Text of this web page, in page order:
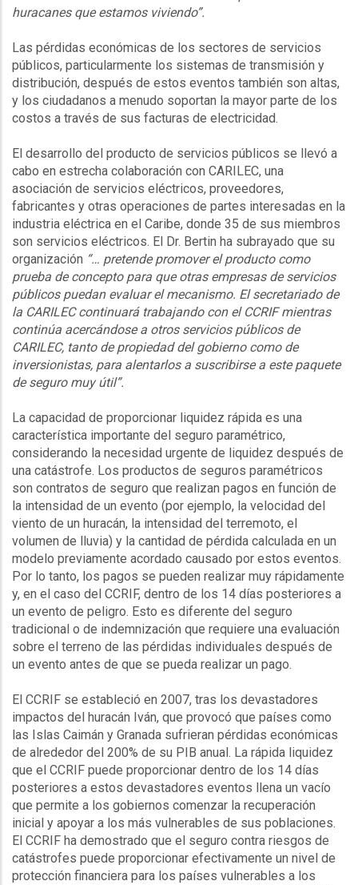
huracanes que estamos viviendo”.
Las pérdidas económicas de los sectores de servicios
públicos, particularmente los sistemas de transmisión y
distribución, después de estos eventos también son altas,
y los ciudadanos a menudo soportan la mayor parte de los
costos a través de sus facturas de electricidad.
El desarrollo del producto de servicios públicos se llevó a
cabo en estrecha colaboración con CARILEC, una
asociación de servicios eléctricos, proveedores,
fabricantes y otras operaciones de partes interesadas en la
industria eléctrica en el Caribe, donde 35 de sus miembros
son servicios eléctricos. El Dr. Bertin ha subrayado que su
organización “… pretende promover el producto como
prueba de concepto para que otras empresas de servicios
públicos puedan evaluar el mecanismo. El secretariado de
la CARILEC continuará trabajando con el CCRIF mientras
continúa acercándose a otros servicios públicos de
CARILEC, tanto de propiedad del gobierno como de
inversionistas, para alentarlos a suscribirse a este paquete
de seguro muy útil”.
La capacidad de proporcionar liquidez rápida es una
característica importante del seguro paramétrico,
considerando la necesidad urgente de liquidez después de
una catástrofe. Los productos de seguros paramétricos
son contratos de seguro que realizan pagos en función de
la intensidad de un evento (por ejemplo, la velocidad del
viento de un huracán, la intensidad del terremoto, el
volumen de lluvia) y la cantidad de pérdida calculada en un
modelo previamente acordado causado por estos eventos.
Por lo tanto, los pagos se pueden realizar muy rápidamente
y, en el caso del CCRIF, dentro de los 14 días posteriores a
un evento de peligro. Esto es diferente del seguro
tradicional o de indemnización que requiere una evaluación
sobre el terreno de las pérdidas individuales después de
un evento antes de que se pueda realizar un pago.
El CCRIF se estableció en 2007, tras los devastadores
impactos del huracán Iván, que provocó que países como
las Islas Caimán y Granada sufrieran pérdidas económicas
de alrededor del 200% de su PIB anual. La rápida liquidez
que el CCRIF puede proporcionar dentro de los 14 días
posteriores a estos devastadores eventos llena un vacío
que permite a los gobiernos comenzar la recuperación
inicial y apoyar a los más vulnerables de sus poblaciones.
El CCRIF ha demostrado que el seguro contra riesgos de
catástrofes puede proporcionar efectivamente un nivel de
protección financiera para los países vulnerables a los